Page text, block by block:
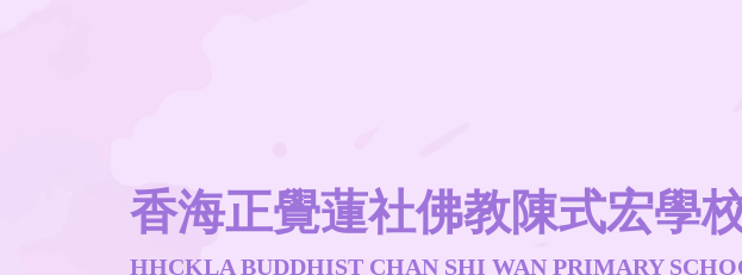
香海正覺蓮社佛教陳式宏學
HHCKLA BUDDHIST CHAN SHI WAN PRIMARY